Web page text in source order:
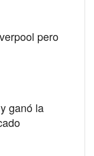
pero
ganó la